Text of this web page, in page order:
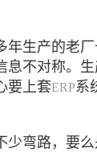
年生产的老
息不对称。
要上套ERP系
少弯路，要